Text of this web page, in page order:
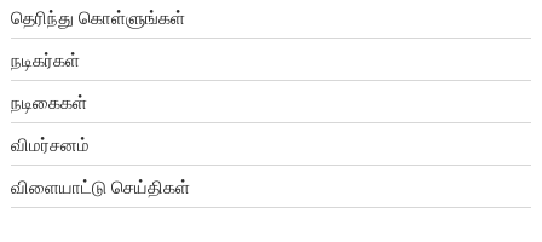
தெரிந்து கொள்ளுங்கள்
நடிகர்கள்
நடிகைகள்
விமர்சனம்
விளையாட்டு செய்திகள்